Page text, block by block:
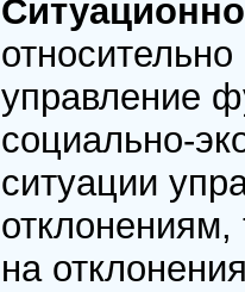
управление
социально-
ситуации
отклонениям,
на